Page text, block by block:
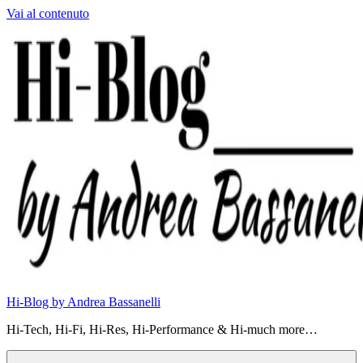
Vai al contenuto
Hi-Blog by Andrea Bassanelli
Hi-Tech, Hi-Fi, Hi-Res, Hi-Performance & Hi-much more…